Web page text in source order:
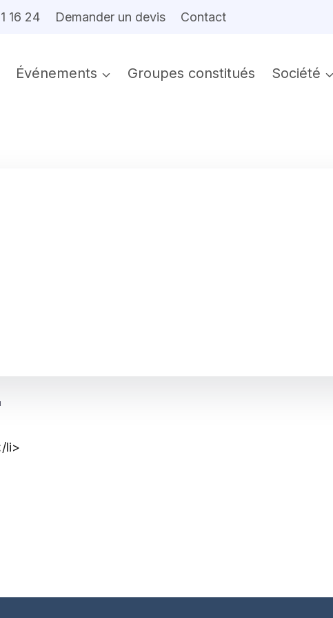
16 24 Demander un devis Contact
Événements Groupes constitués Société
li>